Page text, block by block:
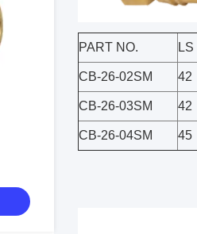
PART NO. LS
CB-26-02SM 42
CB-26-03SM 42
CB-26-04SM 45